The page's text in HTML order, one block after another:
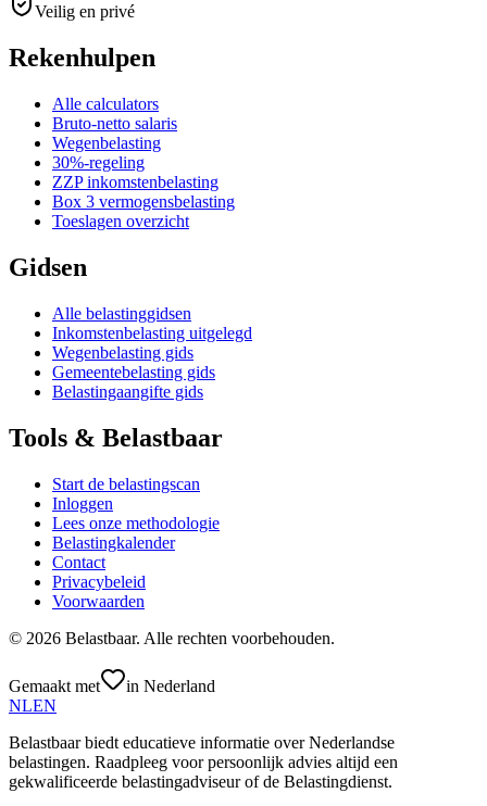
Veilig en privé
Rekenhulpen
Alle calculators
Bruto-netto salaris
Wegenbelasting
30%-regeling
ZZP inkomstenbelasting
Box 3 vermogensbelasting
Toeslagen overzicht
Gidsen
Alle belastinggidsen
Inkomstenbelasting uitgelegd
Wegenbelasting gids
Gemeentebelasting gids
Belastingaangifte gids
Tools & Belastbaar
Start de belastingscan
Inloggen
Lees onze methodologie
Belastingkalender
Contact
Privacybeleid
Voorwaarden
© 2026 Belastbaar. Alle rechten voorbehouden.
Gemaakt met
in Nederland
NLEN
Belastbaar biedt educatieve informatie over Nederlandse
belastingen. Raadpleeg voor persoonlijk advies altijd een
gekwalificeerde belastingadviseur of de Belastingdienst.